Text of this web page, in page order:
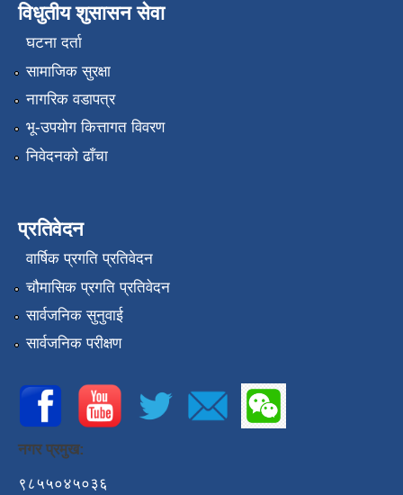
विधुतीय शुसासन सेवा
घटना दर्ता
सामाजिक सुरक्षा
नागरिक वडापत्र
भू-उपयोग कित्तागत विवरण
निवेदनको ढाँचा
प्रतिवेदन
वार्षिक प्रगति प्रतिवेदन
चौमासिक प्रगति प्रतिवेदन
सार्वजनिक सुनुवाई
सार्वजनिक परीक्षण
नगर प्रमुख:
९८५५०४५०३६